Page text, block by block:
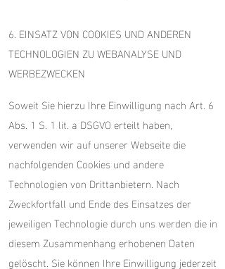
6. EINSATZ VON COOKIES UND ANDEREN
TECHNOLOGIEN ZU WEBANALYSE UND
WERBEZWECKEN
Soweit Sie hierzu Ihre Einwilligung nach Art. 6
Abs. 1 S. 1 lit. a DSGVO erteilt haben,
verwenden wir auf unserer Webseite die
nachfolgenden Cookies und andere
Technologien von Drittanbietern. Nach
Zweckfortfall und Ende des Einsatzes der
jeweiligen Technologie durch uns werden die in
diesem Zusammenhang erhobenen Daten
gelöscht. Sie können Ihre Einwilligung jederzeit